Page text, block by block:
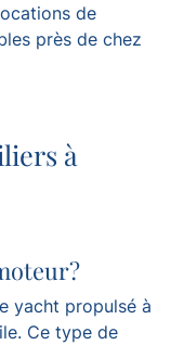
de
près de chez
à
yacht propulsé à
Ce type de